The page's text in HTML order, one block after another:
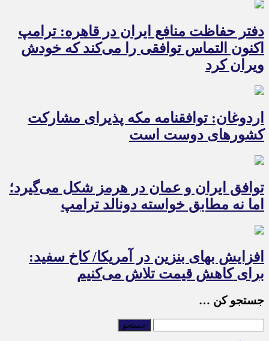
دفتر حفاظت منافع ایران در قاهره: ترامپ
اکنون التماس توافقی را می‌کند که خودش
ویران کرد
اردوغان: توافقنامه مکه پذیرای مشارکت
کشورهای دوست است
توافق ایران و عمان در هرمز شکل می‌گیرد؛
اما نه مطابق خواسته دونالد ترامپ
افزایش بهای بنزین در آمریکا/ کاخ سفید:
برای کاهش قیمت تلاش می‌کنیم
جستجو کن …